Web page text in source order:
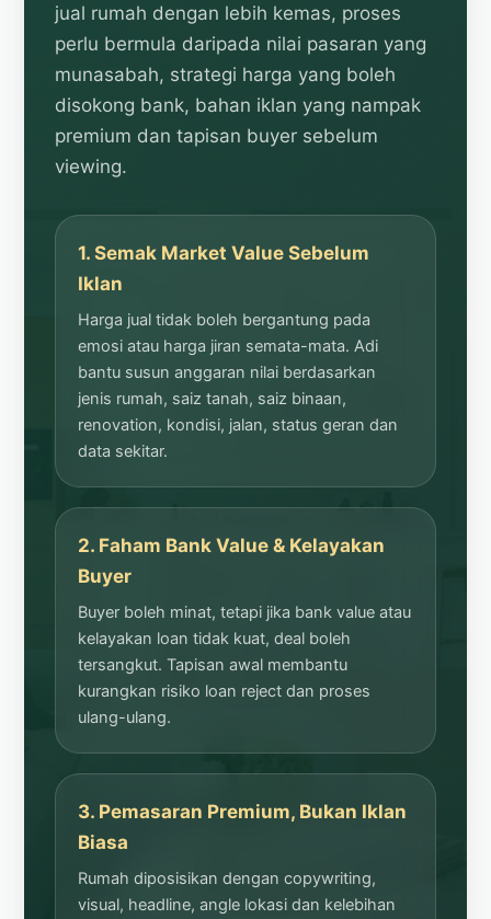
jual rumah dengan lebih kemas, proses
perlu bermula daripada nilai pasaran yang
munasabah, strategi harga yang boleh
disokong bank, bahan iklan yang nampak
premium dan tapisan buyer sebelum
viewing.
1. Semak Market Value Sebelum
Iklan
Harga jual tidak boleh bergantung pada
emosi atau harga jiran semata-mata. Adi
bantu susun anggaran nilai berdasarkan
jenis rumah, saiz tanah, saiz binaan,
renovation, kondisi, jalan, status geran dan
data sekitar.
2. Faham Bank Value & Kelayakan
Buyer
Buyer boleh minat, tetapi jika bank value atau
kelayakan loan tidak kuat, deal boleh
tersangkut. Tapisan awal membantu
kurangkan risiko loan reject dan proses
ulang-ulang.
3. Pemasaran Premium, Bukan Iklan
Biasa
Rumah diposisikan dengan copywriting,
visual, headline, angle lokasi dan kelebihan